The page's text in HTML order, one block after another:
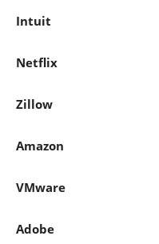
Intuit
Netflix
Zillow
Amazon
VMware
Adobe